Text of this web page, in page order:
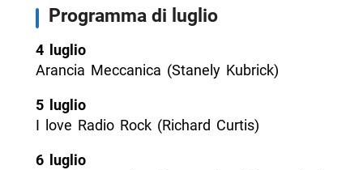
Programma di luglio
4 luglio
Arancia Meccanica (Stanely Kubrick)
5 luglio
I love Radio Rock (Richard Curtis)
6 luglio